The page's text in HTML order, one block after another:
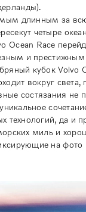
длинным за
четыре
Race
и
кубок
вокруг
состязания
технологий, да
миль и
на